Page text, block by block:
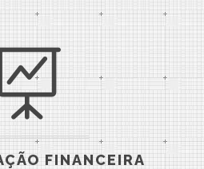
FINANCEIRA